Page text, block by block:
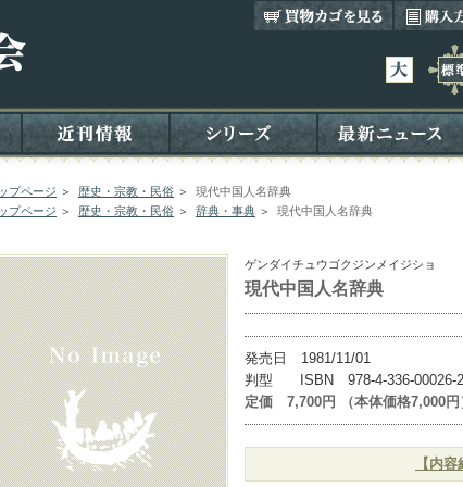
プページ ＞ 歴史・宗教・民俗 ＞
現代中国人名辞典
プページ ＞ 歴史・宗教・民俗 ＞ 辞典・事典 ＞ 現代中国人名辞典
ゲンダイチュウゴクジンメイジショ
現代中国人名辞典
発売日 1981/11/01
判型 ISBN 978-4-336-00026-2
定価 7,700円 （本体価格7,000円
【内容